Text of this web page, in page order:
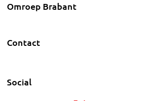
Omroep Brabant
Contact
Social